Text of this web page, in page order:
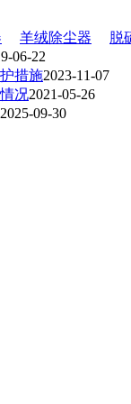
羊绒除尘器
脱
06-22
措施2023-11-07
况2021-05-26
2025-09-30